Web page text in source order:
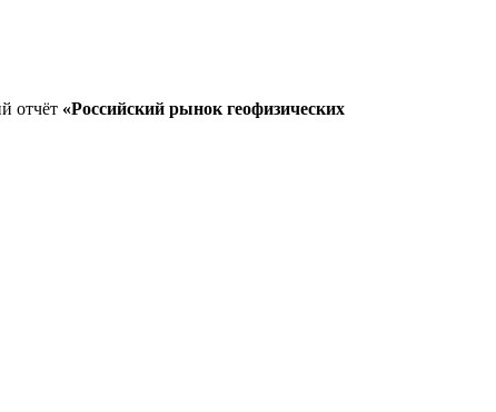
отчёт «Российский рынок геофизических